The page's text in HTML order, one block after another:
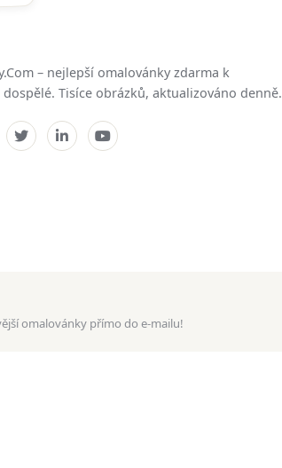
– nejlepší omalovánky zdarma k
Tisíce obrázků, aktualizováno denně.
omalovánky přímo do e-mailu!